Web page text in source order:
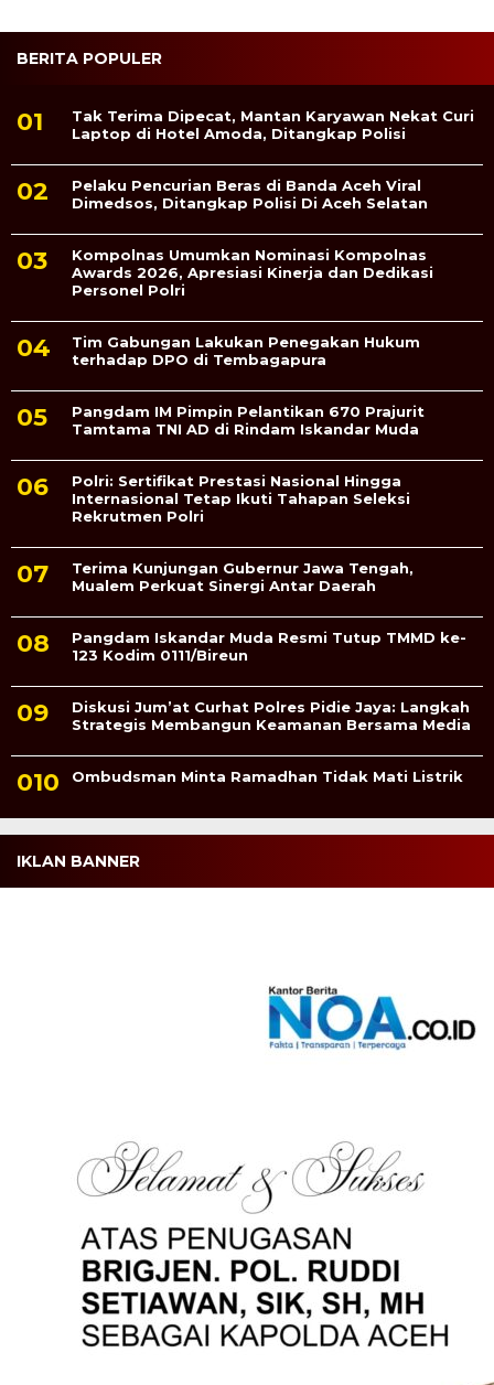
BERITA POPULER
Tak Terima Dipecat, Mantan Karyawan Nekat Curi
Laptop di Hotel Amoda, Ditangkap Polisi
Pelaku Pencurian Beras di Banda Aceh Viral
Dimedsos, Ditangkap Polisi Di Aceh Selatan
Kompolnas Umumkan Nominasi Kompolnas
Awards 2026, Apresiasi Kinerja dan Dedikasi
Personel Polri
Tim Gabungan Lakukan Penegakan Hukum
terhadap DPO di Tembagapura
Pangdam IM Pimpin Pelantikan 670 Prajurit
Tamtama TNI AD di Rindam Iskandar Muda
Polri: Sertifikat Prestasi Nasional Hingga
Internasional Tetap Ikuti Tahapan Seleksi
Rekrutmen Polri
Terima Kunjungan Gubernur Jawa Tengah,
Mualem Perkuat Sinergi Antar Daerah
Pangdam Iskandar Muda Resmi Tutup TMMD ke-
123 Kodim 0111/Bireun
Diskusi Jum’at Curhat Polres Pidie Jaya: Langkah
Strategis Membangun Keamanan Bersama Media
Ombudsman Minta Ramadhan Tidak Mati Listrik
IKLAN BANNER